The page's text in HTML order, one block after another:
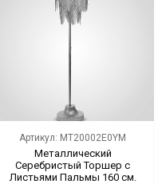
Артикул: MT20002E0YM
Металлический
Серебристый Торшер с
Листьями Пальмы 160 см.